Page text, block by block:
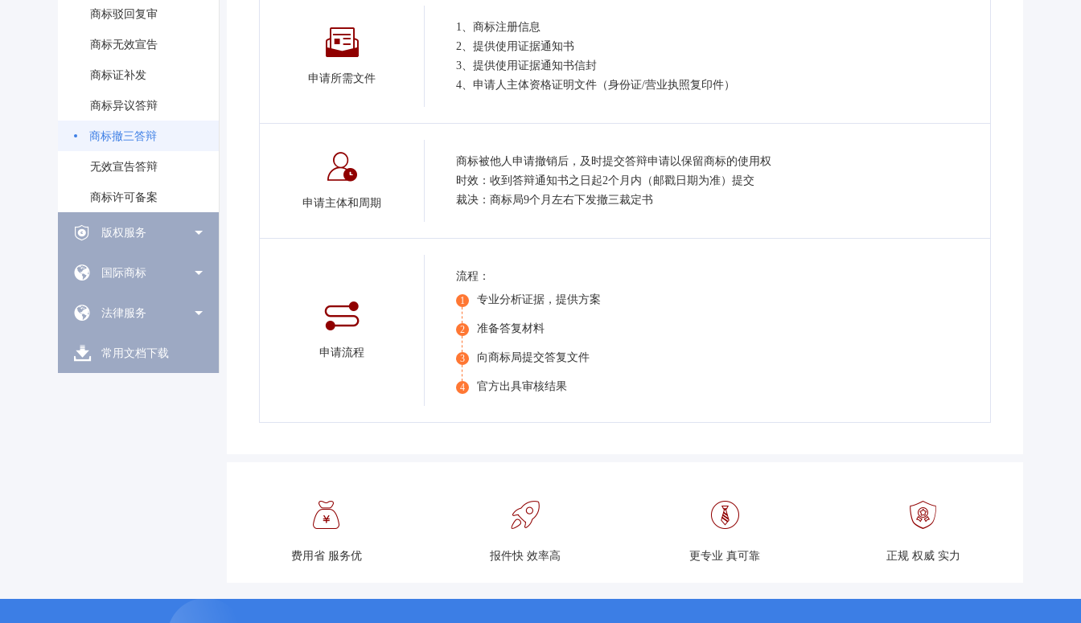
商标驳回复审
商标无效宣告
商标证补发
商标异议答辩
商标撤三答辩
无效宣告答辩
商标许可备案
版权服务
国际商标
法律服务
常用文档下载
申请所需文件
1、商标注册信息
2、提供使用证据通知书
3、提供使用证据通知书信封
4、申请人主体资格证明文件（身份证/营业执照复印件）
申请主体和周期
商标被他人申请撤销后，及时提交答辩申请以保留商标的使用权
时效：收到答辩通知书之日起2个月内（邮戳日期为准）提交
裁决：商标局9个月左右下发撤三裁定书
申请流程
流程：
1 专业分析证据，提供方案
2 准备答复材料
3 向商标局提交答复文件
4 官方出具审核结果
费用省 服务优 报件快 效率高 更专业 真可靠 正规 权威 实力